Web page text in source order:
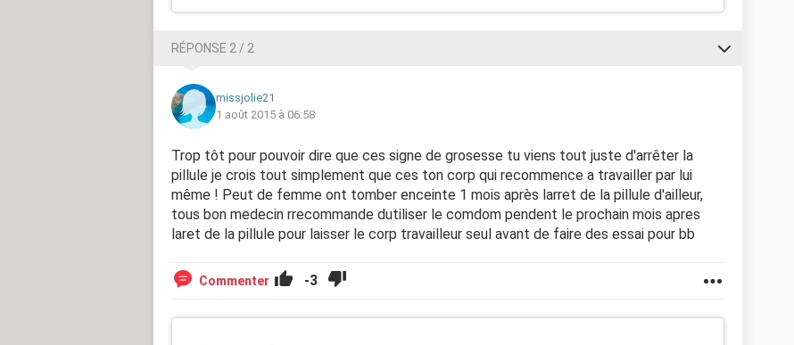
RÉPONSE 2 / 2
missjolie21
1 août 2015 à 06:58
Trop tôt pour pouvoir dire que ces signe de grosesse tu viens tout juste d'arrêter la
pillule je crois tout simplement que ces ton corp qui recommence a travailler par lui
même ! Peut de femme ont tomber enceinte 1 mois après larret de la pillule d'ailleur,
tous bon medecin rrecommande dutiliser le comdom pendent le prochain mois apres
laret de la pillule pour laisser le corp travailleur seul avant de faire des essai pour bb
Commenter -3